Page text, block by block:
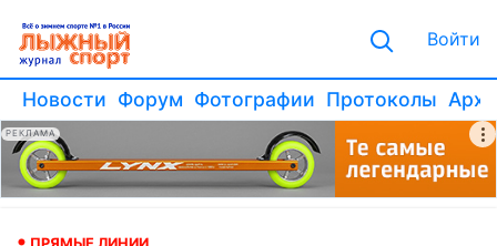
Войти
Новости Форум Фотографии Протоколы
РЕКЛАМА